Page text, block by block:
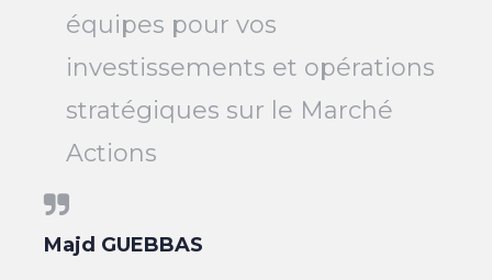
équipes pour vos
investissements et opérations
stratégiques sur le Marché
Actions
Majd GUEBBAS